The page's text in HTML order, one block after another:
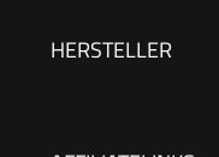
HERSTELLER